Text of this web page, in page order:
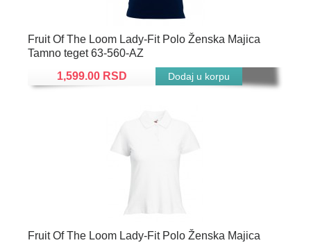
Fruit Of The Loom Lady-Fit Polo Ženska Majica
Tamno teget 63-560-AZ
1,599.00 RSD
Fruit Of The Loom Lady-Fit Polo Ženska Majica